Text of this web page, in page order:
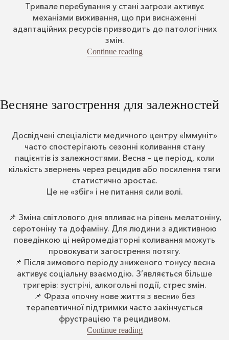
Тривале перебування у стані загрози активує
механізми виживання, що при виснаженні
адаптаційних ресурсів призводить до патологічних
змін.
Continue reading“Хронічний стрес”
Весняне загострення для залежностей
Досвідчені спеціалісти медичного центру «Іммуніт»
часто спостерігають сезонні коливання стану
пацієнтів із залежностями. Весна – це період, коли
кількість звернень через рецидив або посилення тяги
статистично зростає.
Це не «збіг» і не питання сили волі.
📌 Зміна світлового дня впливає на рівень мелатоніну,
серотоніну та дофаміну. Для людини з адиктивною
поведінкою ці нейромедіаторні коливання можуть
провокувати загострення потягу.
📌 Після зимового періоду зниженого тонусу весна
активує соціальну взаємодію. З’являється більше
тригерів: зустрічі, алкогольні події, стрес змін.
📌 Фраза «почну нове життя з весни» без
терапевтичної підтримки часто закінчується
фрустрацією та рецидивом.
Continue reading“Весняне загострення